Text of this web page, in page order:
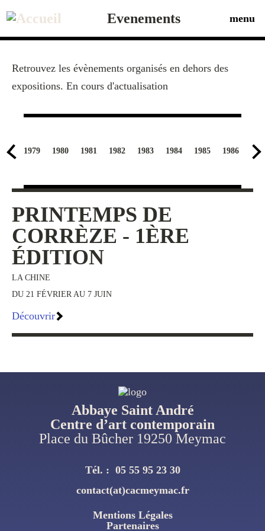
au
contenu
principal
Evenements menu
Retrouvez les évènements organisés en dehors des
expositions. En cours d'actualisation
1979 1980 1981 1982 1983 1984 1985 1986
PRINTEMPS DE
CORRÈZE - 1ÈRE
ÉDITION
LA CHINE
DU 21 FÉVRIER AU 7 JUIN
Découvrir
Abbaye Saint André
Centre d’art contemporain
Place du Bûcher 19250 Meymac
Tél. : 05 55 95 23 30
contact(at)cacmeymac.fr
Pied
De
Mentions Légales
Partenaires